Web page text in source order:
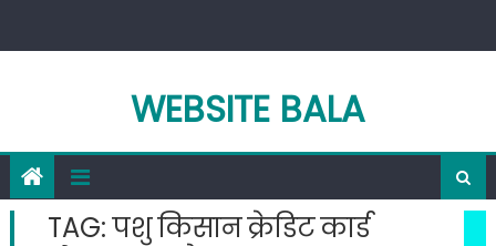
WEBSITE BALA
TAG:पशु किसान क्रेडिट कार्ड